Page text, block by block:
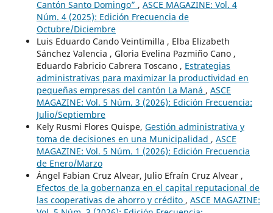
Cantón Santo Domingo” , ASCE MAGAZINE: Vol. 4
Núm. 4 (2025): Edición Frecuencia de
Octubre/Diciembre
Luis Eduardo Cando Veintimilla , Elba Elizabeth
Sánchez Valencia , Gloria Evelina Pazmiño Cano ,
Eduardo Fabricio Cabrera Toscano , Estrategias
administrativas para maximizar la productividad en
pequeñas empresas del cantón La Maná , ASCE
MAGAZINE: Vol. 5 Núm. 3 (2026): Edición Frecuencia:
Julio/Septiembre
Kely Rusmi Flores Quispe, Gestión administrativa y
toma de decisiones en una Municipalidad , ASCE
MAGAZINE: Vol. 5 Núm. 1 (2026): Edición Frecuencia
de Enero/Marzo
Ángel Fabian Cruz Alvear, Julio Efraín Cruz Alvear ,
Efectos de la gobernanza en el capital reputacional de
las cooperativas de ahorro y crédito , ASCE MAGAZINE: